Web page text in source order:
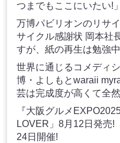
つまでもここにいたい!」
万博パビリオンのリサ
サイクル感謝状 岡本社
すが、紙の再生は勉強中
世界に通じるコメディ
博・よしもとwaraii
芸は完成度が高くて全
『大阪グルメ
LOVER」8月12日発売!
24日開催!